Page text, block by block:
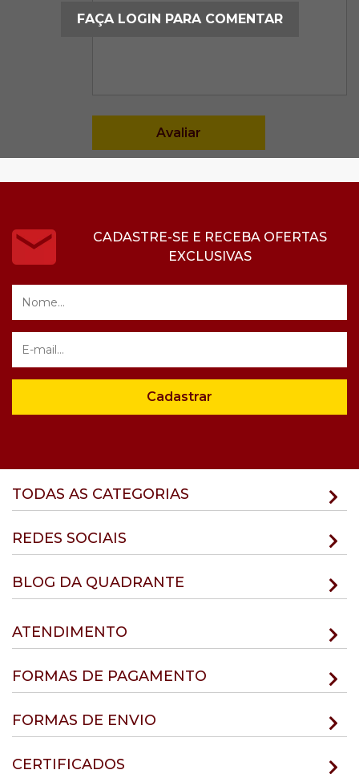
FAÇA LOGIN PARA COMENTAR
CADASTRE-SE E RECEBA OFERTAS
EXCLUSIVAS
Cadastrar
TODAS AS CATEGORIAS
REDES SOCIAIS
BLOG DA QUADRANTE
ATENDIMENTO
FORMAS DE PAGAMENTO
FORMAS DE ENVIO
CERTIFICADOS